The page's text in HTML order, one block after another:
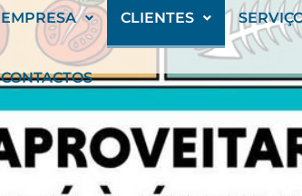
EMPRESA CLIENTES
CONTACTOS